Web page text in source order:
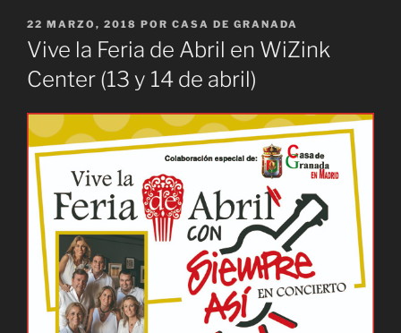
PUBLICADO
EL
22 MARZO, 2018 POR CASA DE GRANADA
Vive la Feria de Abril en WiZink
Center (13 y 14 de abril)